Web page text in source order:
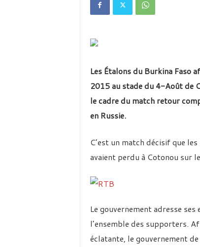
Les Étalons du Burkina Faso
2015 au stade du 4-Août de
le cadre du match retour
en Russie.
C’est un match décisif que
avaient perdu à Cotonou sur
Le gouvernement adresse
l’ensemble des supporters.
éclatante, le gouvernement